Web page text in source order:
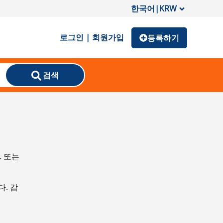
한국어|KRW
로그인 | 회원가입 등록하기
검색
또는
. 감